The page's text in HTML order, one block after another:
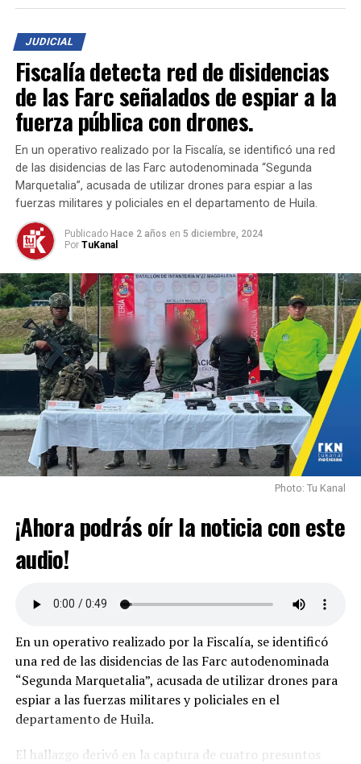
más, y la incautación de un importante arsenal que
incluye cuatro fusiles, una pistola, dos revólveres y
diversos elementos de intendencia utilizados en
actividades delictivas.
Este logro representa un paso firme en el esfuerzo por
debilitar las estructuras criminales que afectan la
tranquilidad de las comunidades en Bolívar y en todo el
país. El Ejército Nacional continúa trabajando para
garantizar la seguridad de los ciudadanos y combatir el
accionar de grupos al margen de la ley.
JUDICIAL
Fiscalía detecta red de disidencias
de las Farc señalados de espiar a la
fuerza pública con drones.
En un operativo realizado por la Fiscalía, se identificó una red
de las disidencias de las Farc autodenominada “Segunda
Marquetalia”, acusada de utilizar drones para espiar a las
fuerzas militares y policiales en el departamento de Huila.
Publicado Hace 2 años en 5 diciembre, 2024
Por TuKanal
Photo: Tu Kanal
¡Ahora podrás oír la noticia con este
audio!
En un operativo realizado por la Fiscalía, se identificó
una red de las disidencias de las Farc autodenominada
“Segunda Marquetalia”, acusada de utilizar drones para
espiar a las fuerzas militares y policiales en el
departamento de Huila.
El hallazgo derivó en la captura de cuatro presuntos